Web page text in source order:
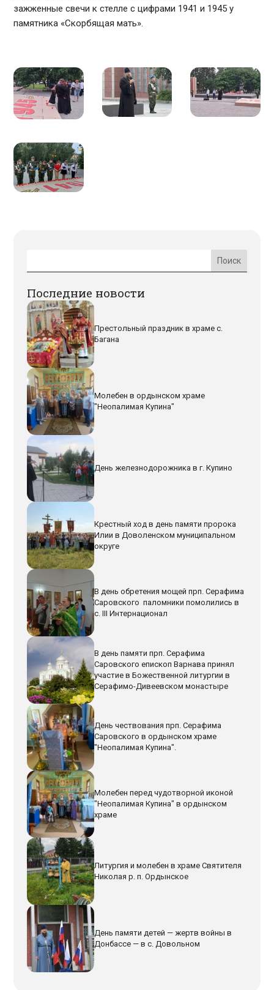
зажженные свечи к стелле с цифрами 1941 и 1945 у
памятника «Скорбящая мать».
Последние новости
Престольный праздник в храме с.
Багана
Молебен в ордынском храме
"Неопалимая Купина"
День железнодорожника в г. Купино
Крестный ход в день памяти пророка
Илии в Доволенском муниципальном
округе
В день обретения мощей прп. Серафима
Саровского паломники помолились в
с. III Интернационал
В день памяти прп. Серафима
Саровского епископ Варнава принял
участие в Божественной литургии в
Серафимо-Дивеевском монастыре
День чествования прп. Серафима
Саровского в ордынском храме
"Неопалимая Купина".
Молебен перед чудотворной иконой
"Неопалимая Купина" в ордынском
храме
Литургия и молебен в храме Святителя
Николая р. п. Ордынское
День памяти детей — жертв войны в
Донбассе — в с. Довольном